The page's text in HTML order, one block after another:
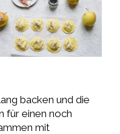
backen und die
für einen noch
mit